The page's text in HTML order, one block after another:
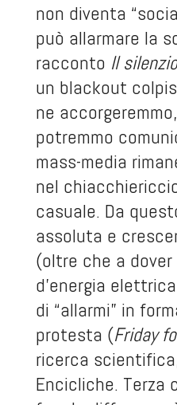
non diventa
può allarmare la
racconto Il silenzio
un blackout
ne
potremmo
mass-media
nel
casuale. Da
assoluta e
(oltre che a
d’energia
di “allarmi” in
protesta (Friday
ricerca
Encicliche. Terza